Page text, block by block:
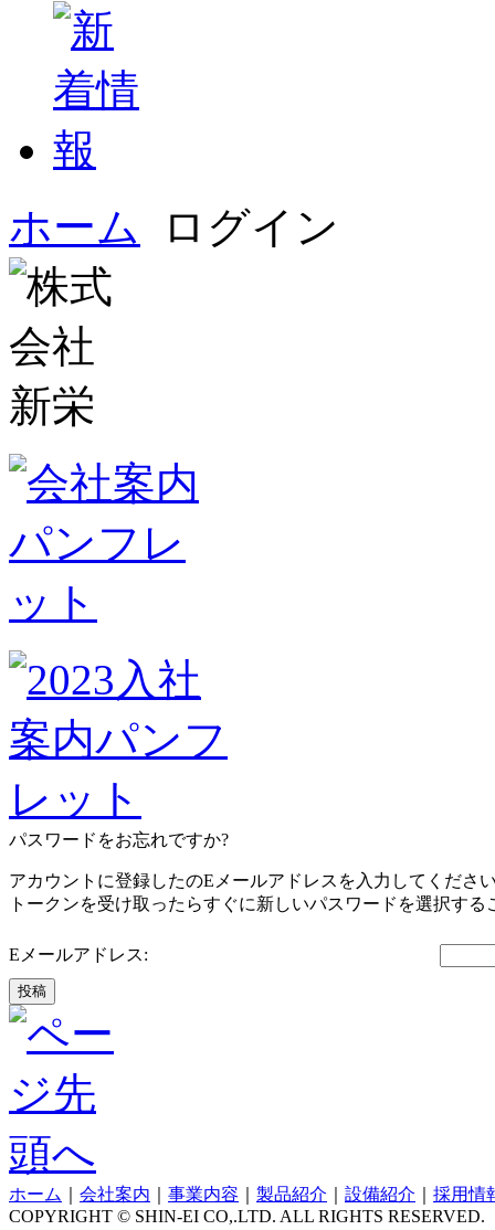
ホーム ログイン
パスワードをお忘れですか?
アカウントに登録したのEメールアドレスを入力してくださ
トークンを受け取ったらすぐに新しいパスワードを選択する
Eメールアドレス:
投稿
ホーム 会社案内 事業内容 製品紹介 設備紹介
採用情
COPYRIGHT © SHIN-EI CO,.LTD. ALL RIGHTS RESERVED.